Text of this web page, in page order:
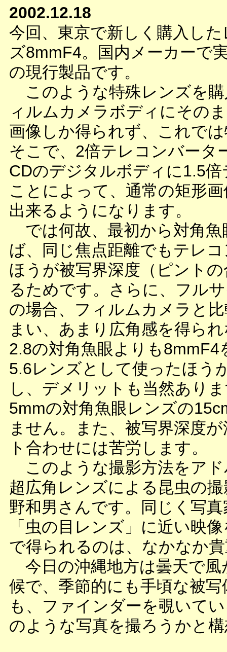
2002.12.18
今回、東京で新しく購入し
ズ8mmF4。国内メーカーで
の現行製品です。
このような特殊レンズを
ィルムカメラボディにその
画像しか得られず、これで
そこで、2倍テレコンバータ
CDのデジタルボディに1.5
ことによって、通常の矩形
出来るようになります。
では何故、最初から対角
ば、同じ焦点距離でもテレ
ほうが被写界深度（ピント
るためです。さらに、フル
の場合、フィルムカメラと
まい、あまり広角感を得ら
2.8の対角魚眼よりも
5.6レンズとして使ったほう
し、デメリットも当然あり
5mmの対角魚眼レンズの
ません。また、被写界深度
ト合わせには苦労します。
このような撮影方法をア
超広角レンズによる昆虫の
野和男さんです。同じく写
「虫の目レンズ」に近い映
で得られるのは、なかなか
今日の沖縄地方は曇天で風
候で、季節的にも手頃な被
も、ファインダーを覗いて
のような写真を撮ろうかと